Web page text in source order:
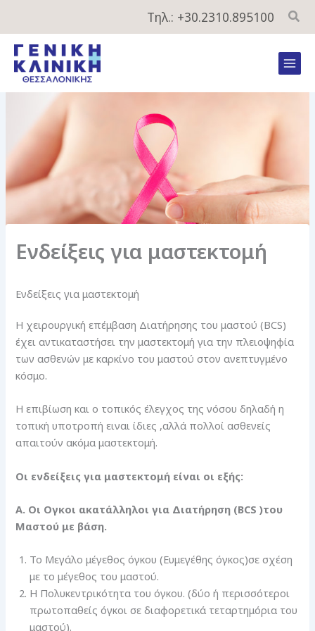
περιεχόμενο
Τηλ.: +30.2310.895100
Ενδείξεις για μαστεκτομή
Ενδείξεις για μαστεκτομή
Η χειρουργική επέμβαση Διατήρησης του μαστού (BCS)
έχει αντικαταστήσει την μαστεκτομή για την πλειοψηφία
των ασθενών με καρκίνο του μαστού στον ανεπτυγμένο
κόσμο.
Η επιβίωση και ο τοπικός έλεγχος της νόσου δηλαδή η
τοπική υποτροπή ειναι ίδιες ,αλλά πολλοί ασθενείς
απαιτούν ακόμα μαστεκτομή.
Οι ενδείξεις για μαστεκτομή είναι οι εξής:
Α. Οι Ογκοι ακατάλληλοι για Διατήρηση (BCS )του
Μαστού με βάση.
Το Μεγάλο μέγεθος όγκου (Ευμεγέθης όγκος)σε σχέση
με το μέγεθος του μαστού.
Η Πολυκεντρικότητα του όγκου. (δύο ή περισσότεροι
πρωτοπαθείς όγκοι σε διαφορετικά τεταρτημόρια του
μαστού).